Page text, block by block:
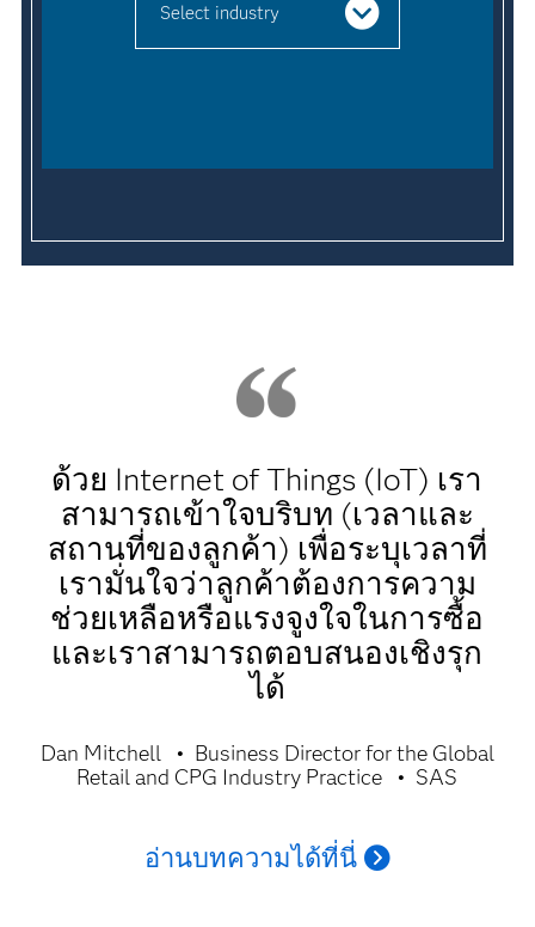
Select industry
ด้วย Internet of Things (IoT) เรา
สามารถเข้าใจบริบท (เวลาและ
สถานที่ของลูกค้า) เพื่อระบุเวลาที่
เรามั่นใจว่าลูกค้าต้องการความ
ช่วยเหลือหรือแรงจูงใจในการซื้อ
และเราสามารถตอบสนองเชิงรุก
ได้
Dan Mitchell
Business Director for the Global
Retail and CPG Industry Practice
SAS
อ่านบทความได้ที่นี่